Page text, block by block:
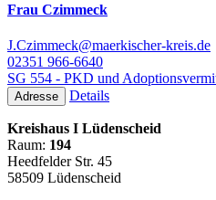
Frau Czimmeck
J.Czimmeck@maerkischer-kreis.de
02351 966-6640
SG 554 - PKD und
Adresse Details
Kreishaus I Lüdenscheid
Raum: 194
Heedfelder Str. 45
58509 Lüdenscheid